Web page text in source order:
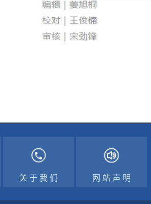
关 于 我 们 网 站 声 明